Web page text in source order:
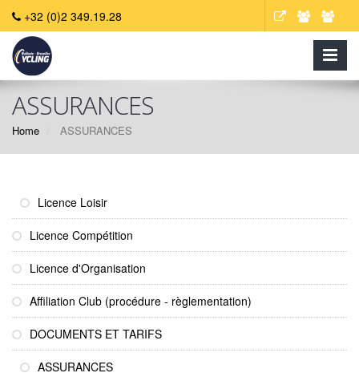
+32 (0)2 349.19.28
ASSURANCES
Home ASSURANCES
Licence Loisir
Licence Compétition
Licence d'Organisation
Affiliation Club (procédure - règlementation)
DOCUMENTS ET TARIFS
ASSURANCES